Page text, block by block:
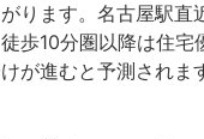
ります。名古屋駅直
歩10分圏以降は住宅
が進むと予測されま